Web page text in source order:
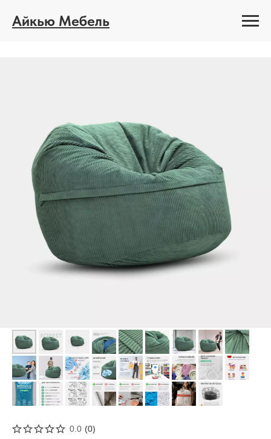
Айкью Мебель
0.0 (0)